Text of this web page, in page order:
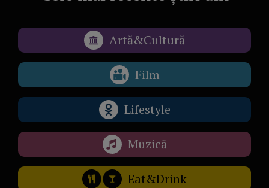
Artă&Cultură
Film
Lifestyle
Muzică
Eat&Drink